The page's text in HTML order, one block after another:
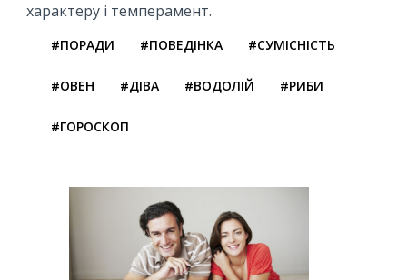
характеру і темперамент.
#ПОРАДИ #ПОВЕДІНКА #СУМІСНІСТЬ
#ОВЕН #ДІВА #ВОДОЛІЙ #РИБИ
#ГОРОСКОП